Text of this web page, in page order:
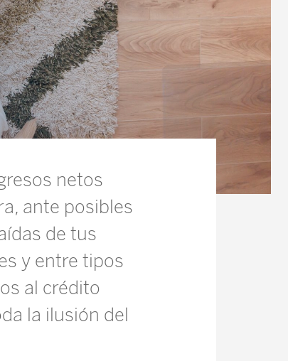
netos
ante posibles
de tus
y entre tipos
al crédito
la ilusión del